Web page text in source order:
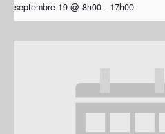
septembre 19 @ 8h00 - 17h00